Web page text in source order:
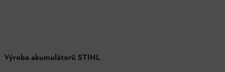
Výroba akumulátorů STIHL